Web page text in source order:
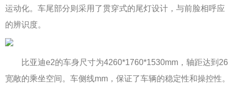
运动化。车尾部分则采用了贯穿式的尾灯设计，与前脸相呼应
的辨识度。
比亚迪e2的车身尺寸为4260*1760*1530mm，轴距达到
宽敞的乘坐空间。车侧线mm，保证了车辆的稳定性和操控性